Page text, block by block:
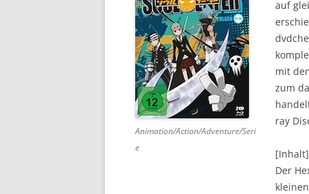
DVD (CODE 1)
CINEMA
GAMES
HD-DVD
SONSTIGES
Animation/Action/Adventure/Seri
e
auf
mit
zum
ray
[Inhalt]
Der